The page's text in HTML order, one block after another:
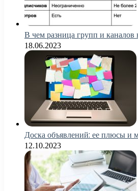
В чем разница групп и
18.06.2023
Доска объявлений: ее плюсы и
12.10.2023